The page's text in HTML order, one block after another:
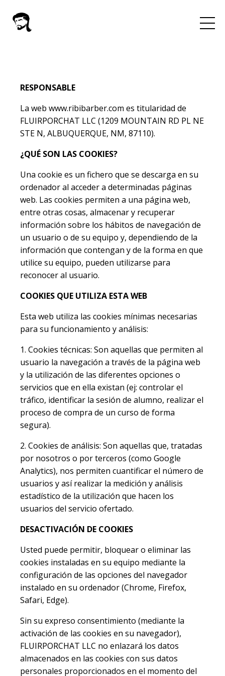
RESPONSABLE
La web www.ribibarber.com es titularidad de
FLUIRPORCHAT LLC (1209 MOUNTAIN RD PL NE
STE N, ALBUQUERQUE, NM, 87110).
¿QUÉ SON LAS COOKIES?
Una cookie es un fichero que se descarga en su
ordenador al acceder a determinadas páginas
web. Las cookies permiten a una página web,
entre otras cosas, almacenar y recuperar
información sobre los hábitos de navegación de
un usuario o de su equipo y, dependiendo de la
información que contengan y de la forma en que
utilice su equipo, pueden utilizarse para
reconocer al usuario.
COOKIES QUE UTILIZA ESTA WEB
Esta web utiliza las cookies mínimas necesarias
para su funcionamiento y análisis:
1. Cookies técnicas: Son aquellas que permiten al
usuario la navegación a través de la página web
y la utilización de las diferentes opciones o
servicios que en ella existan (ej: controlar el
tráfico, identificar la sesión de alumno, realizar el
proceso de compra de un curso de forma
segura).
2. Cookies de análisis: Son aquellas que, tratadas
por nosotros o por terceros (como Google
Analytics), nos permiten cuantificar el número de
usuarios y así realizar la medición y análisis
estadístico de la utilización que hacen los
usuarios del servicio ofertado.
DESACTIVACIÓN DE COOKIES
Usted puede permitir, bloquear o eliminar las
cookies instaladas en su equipo mediante la
configuración de las opciones del navegador
instalado en su ordenador (Chrome, Firefox,
Safari, Edge).
Sin su expreso consentimiento (mediante la
activación de las cookies en su navegador),
FLUIRPORCHAT LLC no enlazará los datos
almacenados en las cookies con sus datos
personales proporcionados en el momento del